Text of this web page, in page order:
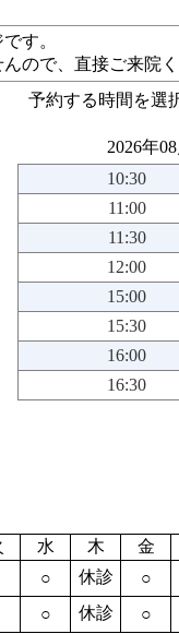
す。
ので、直接ご来院
予約する時間を選
2026年
10:30
11:00
11:30
12:00
15:00
15:30
16:00
16:30
水 木
金
○ 休診
○
○ 休診
○